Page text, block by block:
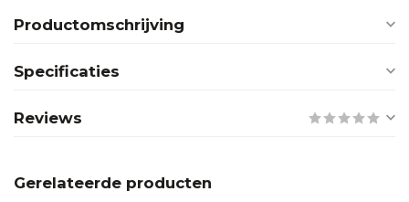
Productomschrijving
Specificaties
Reviews
Gerelateerde producten